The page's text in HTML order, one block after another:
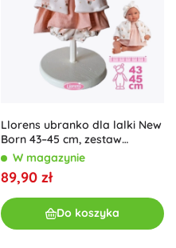
Llorens ubranko dla lalki New
Born 43–45 cm, zestaw
4‑częściowy
W magazynie
89,90 zł
Do koszyka